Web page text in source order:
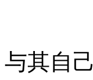
与其自